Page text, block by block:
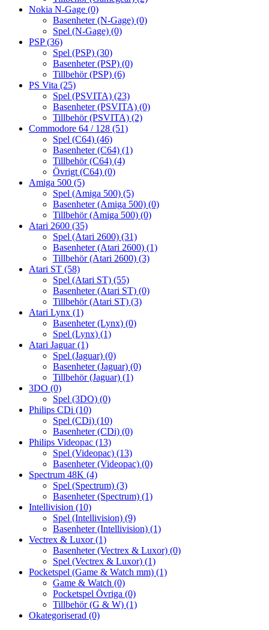
Nokia N-Gage (0)
Basenheter (N-Gage) (0)
Spel (N-Gage) (0)
PSP(36)
Spel (PSP) (30)
Basenheter (PSP) (0)
Tillbehör (PSP) (6)
PS Vita (25)
Spel (PSVITA) (23)
Basenheter (PSVITA) (0)
Tillbehör (PSVITA) (2)
Commodore 64 / 128 (51)
Spel (C64) (46)
Basenheter (C64) (1)
Tillbehör (C64) (4)
Övrigt (C64) (0)
Amiga 500 (5)
Spel (Amiga 500) (5)
Basenheter (Amiga 500) (0)
Tillbehör (Amiga 500) (0)
Atari 2600 (35)
Spel (Atari 2600) (31)
Basenheter (Atari 2600) (1)
Tillbehör (Atari 2600) (3)
Atari ST (58)
Spel (Atari ST) (55)
Basenheter (Atari ST) (0)
Tillbehör (Atari ST) (3)
Atari Lynx (1)
Basenheter (Lynx) (0)
Spel (Lynx) (1)
Atari Jaguar(1)
Spel (Jaguar) (0)
Basenheter (Jaguar) (0)
Tillbehör (Jaguar) (1)
3DO (0)
Spel (3DO) (0)
Philips CDi (10)
Spel (CDi) (10)
Basenheter (CDi) (0)
Philips Videopac (13)
Spel (Videopac) (13)
Basenheter (Videopac) (0)
Spectrum 48K (4)
Spel (Spectrum) (3)
Basenheter (Spectrum) (1)
Intellivision (10)
Spel (Intellivision) (9)
Basenheter (Intellivision) (1)
Vectrex & Luxor(1)
Basenheter (Vectrex & Luxor) (0)
Spel (Vectrex & Luxor) (1)
Pocketspel (Game & Watch mm) (1)
Game & Watch (0)
Pocketspel Övriga (0)
Tillbehör (G & W) (1)
Okategoriserad (0)